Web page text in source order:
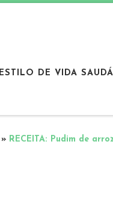
ESTILO DE VIDA
» RECEITA: Pudim de